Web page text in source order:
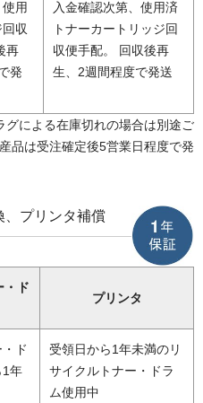
用
収
再
発
入金確認次第、使用済
トナーカートリッジ回
収便手配。 回収後再
生、2週間程度で発送
による在庫切れの場合は別途ご
品は受注確定後5営業日程度で発
、プリンタ補償
・ド
プリンタ
ド
1年
受領日から1年未満のリ
サイクルトナー・ドラ
ム使用中